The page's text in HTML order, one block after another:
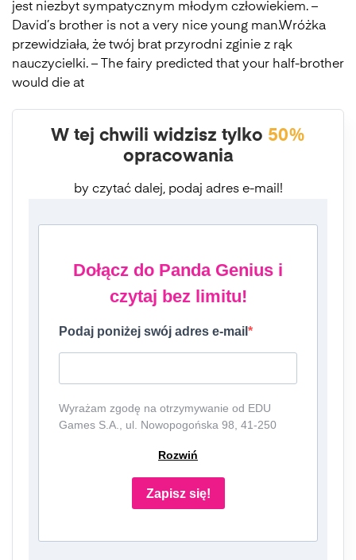
jest niezbyt sympatycznym młodym człowiekiem. –
David’s brother is not a very nice young man.Wróżka
przewidziała, że twój brat przyrodni zginie z rąk
nauczycielki. – The fairy predicted that your half-brother
would die at
W tej chwili widzisz tylko 50%
opracowania
by czytać dalej, podaj adres e-mail!
Dołącz do Panda Genius i
czytaj bez limitu!
Podaj poniżej swój adres e-mail
Wyrażam zgodę na otrzymywanie od EDU
Games S.A., ul. Nowopogońska 98, 41-250
REGON: 387109330 (dalej jako
"Administrator") newslettera, czyli informacji o
tematyce związanej z edukacją i szkolnictwem
oraz ofert handlowych lub/ i reklamowych za
telefonicznej. Podanie danych jest dobrowolne,
Rozwiń
Zapisz się!